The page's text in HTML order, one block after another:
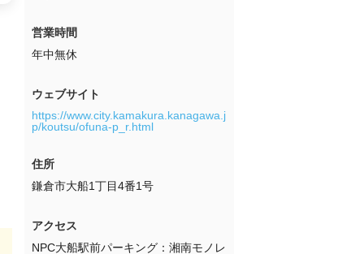
営業時間
年中無休
ウェブサイト
https://www.city.kamakura.kanagawa.j
p/koutsu/ofuna-p_r.html
住所
鎌倉市大船1丁目4番1号
アクセス
NPC大船駅前パーキング：湘南モノレ